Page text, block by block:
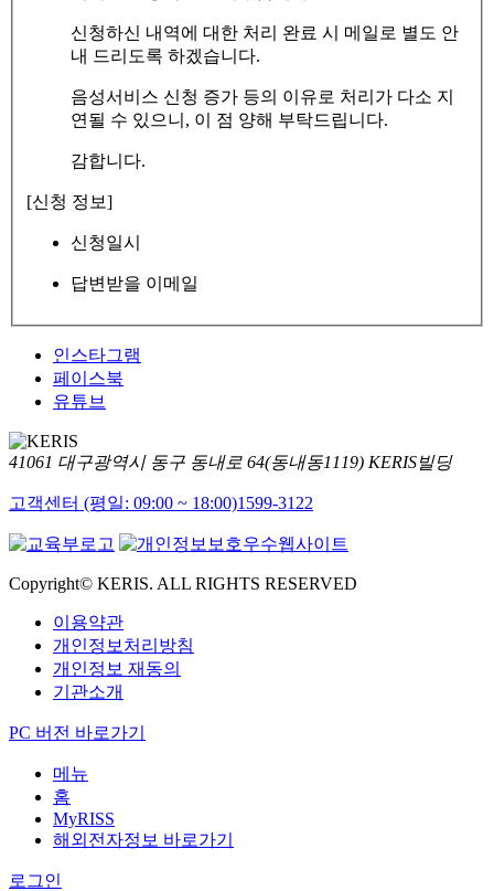
신청하신 내역에 대한 처리 완료 시 메일로 별도 안
내 드리도록 하겠습니다.
음성서비스 신청 증가 등의 이유로 처리가 다소 지
연될 수 있으니, 이 점 양해 부탁드립니다.
감합니다.
[신청 정보]
신청일시
답변받을 이메일
인스타그램
페이스북
유튜브
41061 대구광역시 동구 동내로 64(동내동1119) KERIS빌딩
고객센터 (평일: 09:00 ~ 18:00)1599-3122
Copyright© KERIS. ALL RIGHTS RESERVED
이용약관
개인정보처리방침
개인정보 재동의
기관소개
PC 버전 바로가기
메뉴
홈
MyRISS
해외전자정보 바로가기
로그인